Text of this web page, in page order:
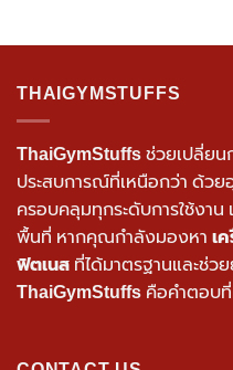
THAIGYMSTUFFS
ThaiGymStuffsช่วยเปลี่ยน
ประสบการณ์ที่เหนือกว่า ด้ว
ครอบคลุมทุกระดับการใช้งาน